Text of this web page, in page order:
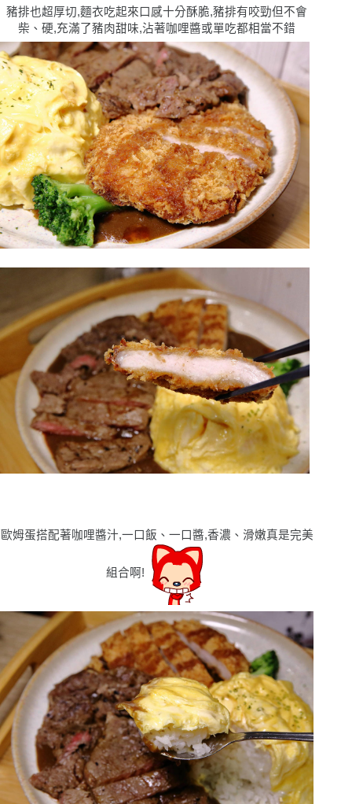
豬排也超厚切,麵衣吃起來口感十分酥脆,豬排有咬勁但不會
柴、硬,充滿了豬肉甜味,沾著咖哩醬或單吃都相當不錯
歐姆蛋搭配著咖哩醬汁,一口飯、一口醬,香濃、滑嫩真是完美
組合啊!